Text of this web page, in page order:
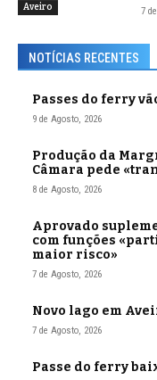
Aveiro 7
NOTÍCIAS RECENTES
Passes do ferry
9 de Agosto, 2026
Produção da
Câmara pede
8 de Agosto, 2026
Aprovado
com funções
maior risco»
7 de Agosto, 2026
Novo lago em
7 de Agosto, 2026
Passe do ferry